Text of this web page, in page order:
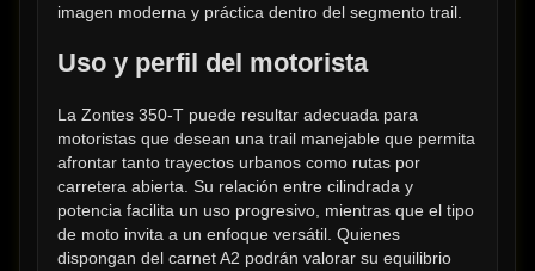
imagen moderna y práctica dentro del segmento trail.
Uso y perfil del motorista
La Zontes 350-T puede resultar adecuada para
motoristas que desean una trail manejable que permita
afrontar tanto trayectos urbanos como rutas por
carretera abierta. Su relación entre cilindrada y
potencia facilita un uso progresivo, mientras que el tipo
de moto invita a un enfoque versátil. Quienes
dispongan del carnet A2 podrán valorar su equilibrio